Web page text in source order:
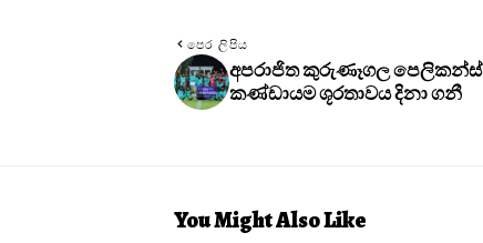
පෙර ලිපිය
අපරාජිත කුරුණෑගල පෙලිකන්ස්
කණ්ඩායම ශූරතාවය දිනා ගනී
You Might Also Like